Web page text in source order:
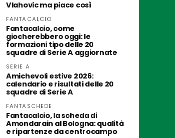
Vlahovic ma piace così
FANTACALCIO
Fantacalcio, come
giocherebbero oggi: le
formazioni tipo delle 20
squadre di Serie A aggiornate
SERIE A
Amichevoli estive 2026:
calendario e risultati delle 20
squadre di Serie A
FANTASCHEDE
Fantacalcio, la scheda di
Amondarain al Bologna: qualità
e ripartenze da centrocampo